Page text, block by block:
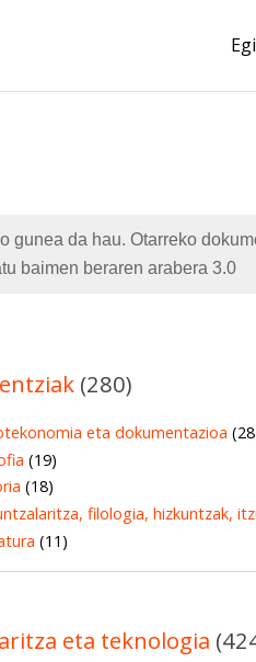
gunea da hau. Otarreko
baimen beraren arabera 3.0
(280)
eta dokumentazioa
(19)
(18)
filologia, hizkuntzak,
(11)
eta teknologia